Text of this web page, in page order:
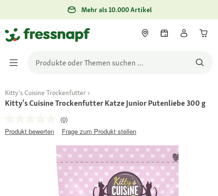
Mehr als 10.000 Artikel
Kitty's Cuisine Trockenfutter
Kitty's Cuisine Trockenfutter Katze Junior Putenliebe 300 g
(0)
Produkt bewerten
Frage zum Produkt stellen